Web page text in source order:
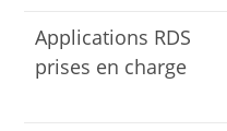
Applications RDS
prises en charge